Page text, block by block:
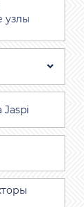
узлы
Jaspi